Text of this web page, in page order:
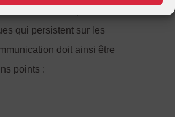
qui persistent sur les
doit ainsi être
points :